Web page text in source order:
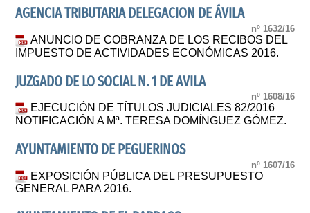
AGENCIA TRIBUTARIA DELEGACION DE ÁVILA
nº 1632/16
ANUNCIO DE COBRANZA DE LOS RECIBOS DEL
IMPUESTO DE ACTIVIDADES ECONÓMICAS 2016.
JUZGADO DE LO SOCIAL N. 1 DE AVILA
nº 1608/16
EJECUCIÓN DE TÍTULOS JUDICIALES 82/2016
NOTIFICACIÓN A Mª. TERESA DOMÍNGUEZ GÓMEZ.
AYUNTAMIENTO DE PEGUERINOS
nº 1607/16
EXPOSICIÓN PÚBLICA DEL PRESUPUESTO
GENERAL PARA 2016.